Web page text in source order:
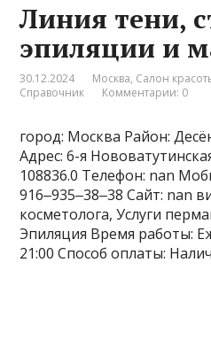
Линия тени,
эпиляции и
30.12.2024 Москва, Салон
Справочник
Комментарии: 0
город: Москва Район:
Адрес: 6-я
108836.0 Телефон: nan
916‒935‒38‒38 Сайт: nan
косметолога, Услуги
Эпиляция Время работы:
21:00 Способ оплаты: